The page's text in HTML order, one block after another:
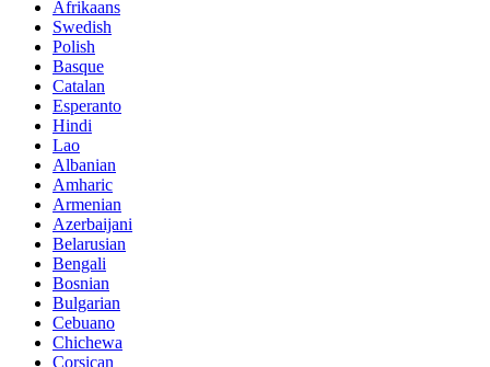
Afrikaans
Swedish
Polish
Basque
Catalan
Esperanto
Hindi
Lao
Albanian
Amharic
Armenian
Azerbaijani
Belarusian
Bengali
Bosnian
Bulgarian
Cebuano
Chichewa
Corsican